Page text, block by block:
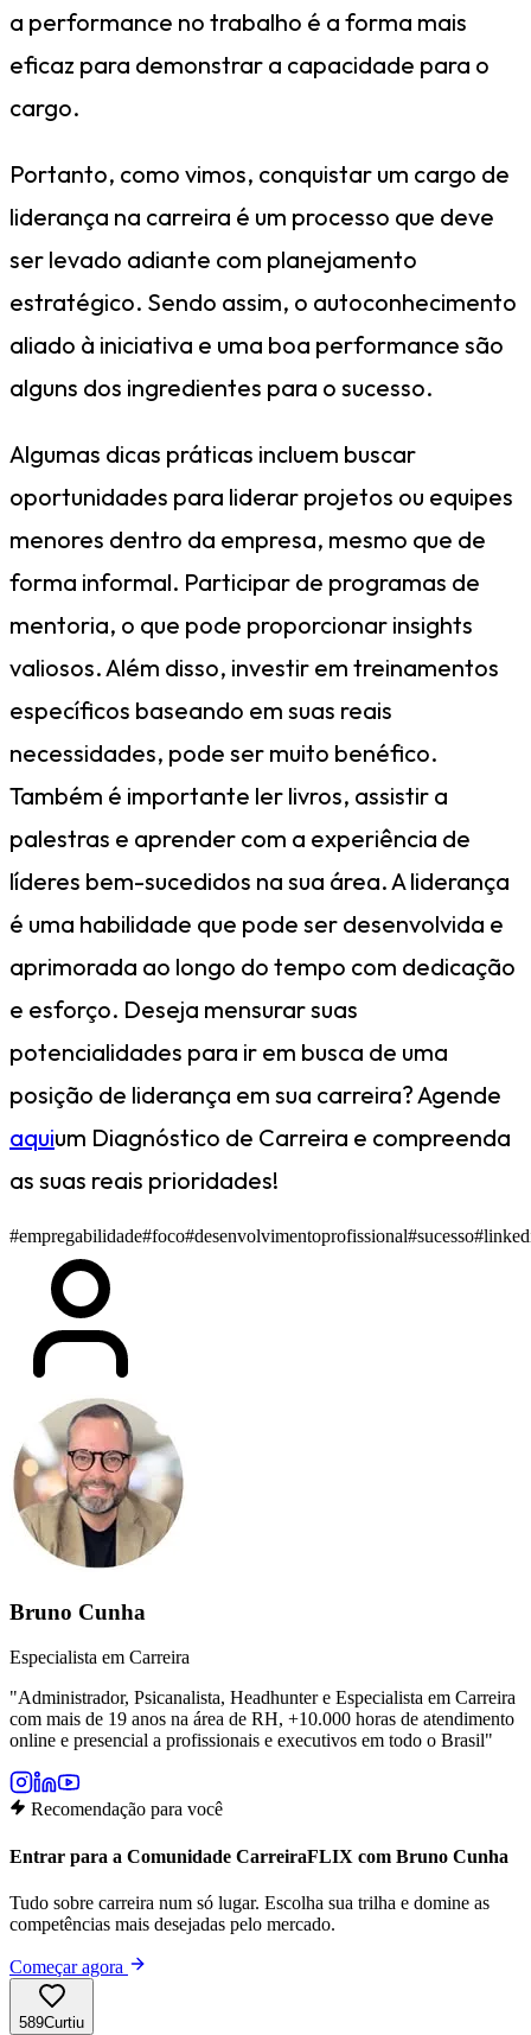
a performance no trabalho é a forma mais
eficaz para demonstrar a capacidade para o
cargo.
Portanto, como vimos, conquistar um cargo de
liderança na carreira é um processo que deve
ser levado adiante com planejamento
estratégico. Sendo assim, o autoconhecimento
aliado à iniciativa e uma boa performance são
alguns dos ingredientes para o sucesso.
Algumas dicas práticas incluem buscar
oportunidades para liderar projetos ou equipes
menores dentro da empresa, mesmo que de
forma informal. Participar de programas de
mentoria, o que pode proporcionar insights
valiosos. Além disso, investir em treinamentos
específicos baseando em suas reais
necessidades, pode ser muito benéfico.
Também é importante ler livros, assistir a
palestras e aprender com a experiência de
líderes bem-sucedidos na sua área. A liderança
é uma habilidade que pode ser desenvolvida e
aprimorada ao longo do tempo com dedicação
e esforço. Deseja mensurar suas
potencialidades para ir em busca de uma
posição de liderança em sua carreira? Agende
aquium Diagnóstico de Carreira e compreenda
as suas reais prioridades!
#empregabilidade#foco#desenvolvimentoprofissional#sucesso
Bruno Cunha
Especialista em Carreira
"Administrador, Psicanalista, Headhunter e Especialista em Carreira
com mais de 19 anos na área de RH, +10.000 horas de atendimento
online e presencial a profissionais e executivos em todo o Brasil"
Recomendação para você
Entrar para a Comunidade CarreiraFLIX com Bruno Cunha
Tudo sobre carreira num só lugar. Escolha sua trilha e domine as
competências mais desejadas pelo mercado.
Começar agora
589Curtiu